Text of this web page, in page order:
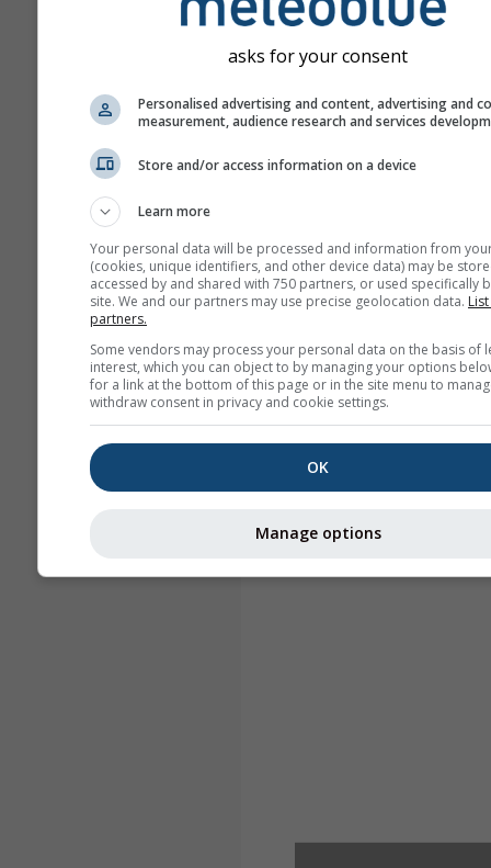
asks for your consent
Personalised advertising and content, advertising and
measurement, audience research and services
Store and/or access information on a device
Learn more
Your personal data will be processed and information from
(cookies, unique identifiers, and other device data) may be
accessed by and shared with 750 partners, or used specifically
site. We and our partners may use precise geolocation data.
partners.
Some vendors may process your personal data on the basis of
interest, which you can object to by managing your options
for a link at the bottom of this page or in the site menu to
withdraw consent in privacy and cookie settings.
OK
Manage options